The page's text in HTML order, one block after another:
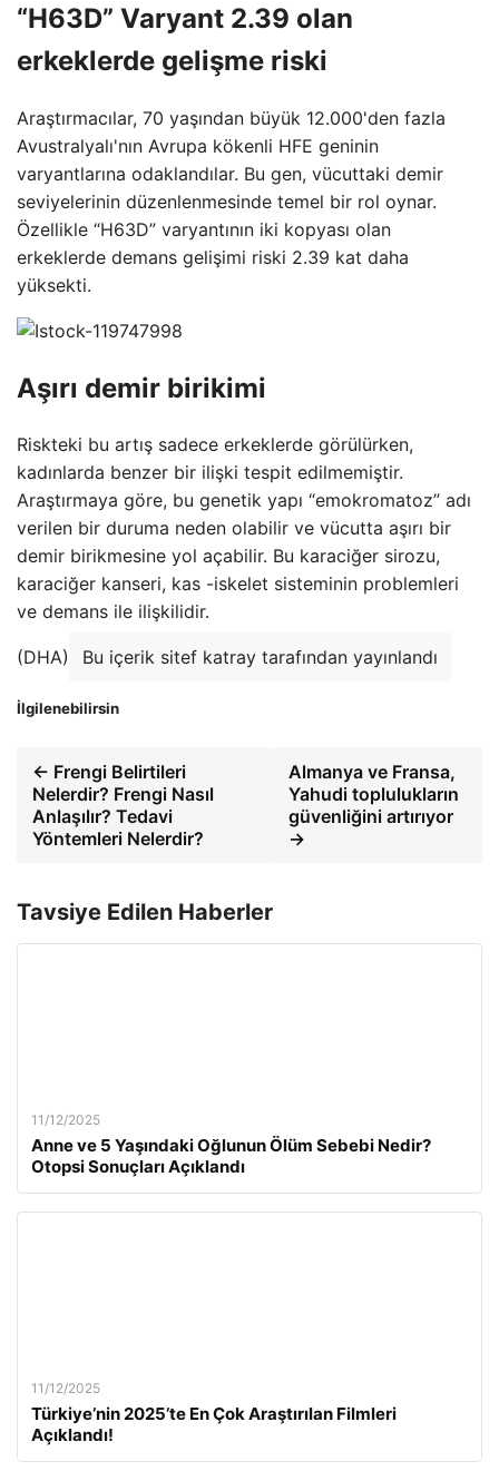
“H63D” Varyant 2.39 olan
erkeklerde gelişme riski
Araştırmacılar, 70 yaşından büyük 12.000'den fazla
Avustralyalı'nın Avrupa kökenli HFE geninin
varyantlarına odaklandılar. Bu gen, vücuttaki demir
seviyelerinin düzenlenmesinde temel bir rol oynar.
Özellikle “H63D” varyantının iki kopyası olan
erkeklerde demans gelişimi riski 2.39 kat daha
yüksekti.
Aşırı demir birikimi
Riskteki bu artış sadece erkeklerde görülürken,
kadınlarda benzer bir ilişki tespit edilmemiştir.
Araştırmaya göre, bu genetik yapı “emokromatoz” adı
verilen bir duruma neden olabilir ve vücutta aşırı bir
demir birikmesine yol açabilir. Bu karaciğer sirozu,
karaciğer kanseri, kas -iskelet sisteminin problemleri
ve demans ile ilişkilidir.
(DHA) Bu içerik sitef katray tarafından yayınlandı
İlgilenebilirsin
← Frengi Belirtileri
Nelerdir? Frengi Nasıl
Anlaşılır? Tedavi
Yöntemleri Nelerdir?
Almanya ve Fransa,
Yahudi toplulukların
güvenliğini artırıyor
→
Tavsiye Edilen Haberler
11/12/2025
Anne ve 5 Yaşındaki Oğlunun Ölüm Sebebi Nedir?
Otopsi Sonuçları Açıklandı
11/12/2025
Türkiye’nin 2025’te En Çok Araştırılan Filmleri
Açıklandı!